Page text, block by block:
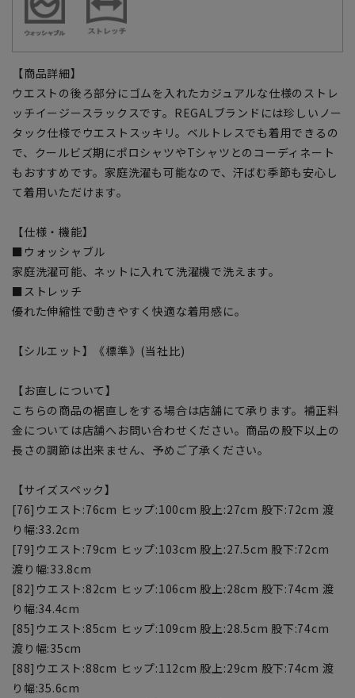
【商品詳細】
ウエストの後ろ部分にゴムを入れたカジュアルな仕様のストレ
ッチイージースラックスです。REGALブランドには珍しいノー
タック仕様でウエストスッキリ。ベルトレスでも着用できるの
で、クールビズ期にポロシャツやTシャツとのコーディネート
もおすすめです。家庭洗濯も可能なので、汗ばむ季節も安心し
て着用いただけます。
【仕様・機能】
■ウォッシャブル
家庭洗濯可能、ネットに入れて洗濯機で洗えます。
■ストレッチ
優れた伸縮性で動きやすく快適な着用感に。
【シルエット】《標準》(当社比)
【お直しについて】
こちらの商品の裾直しをする場合は店舗にて承ります。補正料
金については店舗へお問い合わせください。商品の股下以上の
長さの調節は出来ません、予めご了承ください。
【サイズスペック】
[76]ウエスト:76cm ヒップ:100cm 股上:27cm 股下:72cm 渡
り幅:33.2cm
[79]ウエスト:79cm ヒップ:103cm 股上:27.5cm 股下:72cm
渡り幅:33.8cm
[82]ウエスト:82cm ヒップ:106cm 股上:28cm 股下:74cm 渡
り幅:34.4cm
[85]ウエスト:85cm ヒップ:109cm 股上:28.5cm 股下:74cm
渡り幅:35cm
[88]ウエスト:88cm ヒップ:112cm 股上:29cm 股下:74cm 渡
り幅:35.6cm